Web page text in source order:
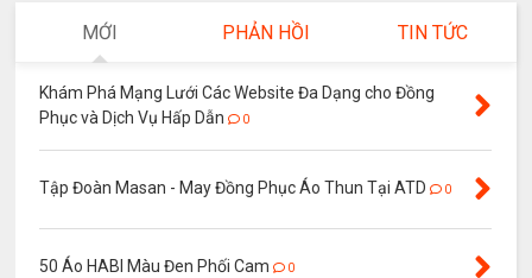
MỚI PHẢN HỒI TIN TỨC
Khám Phá Mạng Lưới Các Website Đa Dạng cho Đồng
Phục và Dịch Vụ Hấp Dẫn
0
Tập Đoàn Masan - May Đồng Phục Áo Thun Tại ATD 0
50 Áo HABI Màu Đen Phối Cam 0